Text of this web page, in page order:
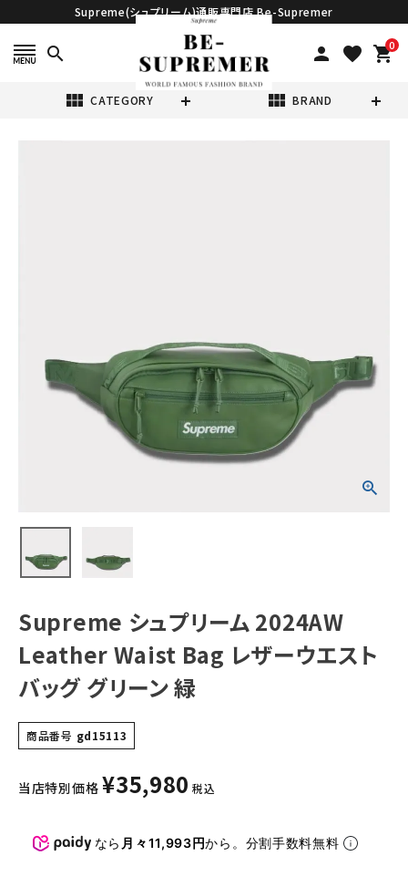
Supreme(シュプリーム)通販専門店 Be-Supremer
search person favorite 0
shopping_cart
view_module CATEGORY view_module BRAND
Supreme シュプ
リーム 2024AW
Leather Waist
Bag レザーウエ
ストバッグ グリー
¥35,980 (税込)
Tシャツ・ロングスリーブ
パーカー・トレーナー
キャップ・ハット
ニット帽・ビーニー
その他バッグ類
スニーカー・ブーツ
Supreme シュプリーム 2024AW
Leather Waist Bag レザーウエスト
バッグ グリーン 緑
商品番号 gd15113
当店特別価格 ¥35,980 税込
なら 月々11,993円から。分割手数料無料